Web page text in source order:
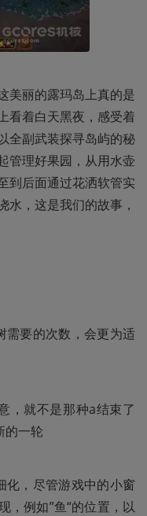
美丽的露玛岛上真的是
看着白天黑夜，感受着
全副武装探寻岛屿的秘
管理好果园，从用水壶
到后面通过花洒软管实
，这是我们的故事，
需要的次数，会更为适
，就不是那种a结束了
的一轮
化，尽管游戏中的小窗
，例如”鱼“的位置，以